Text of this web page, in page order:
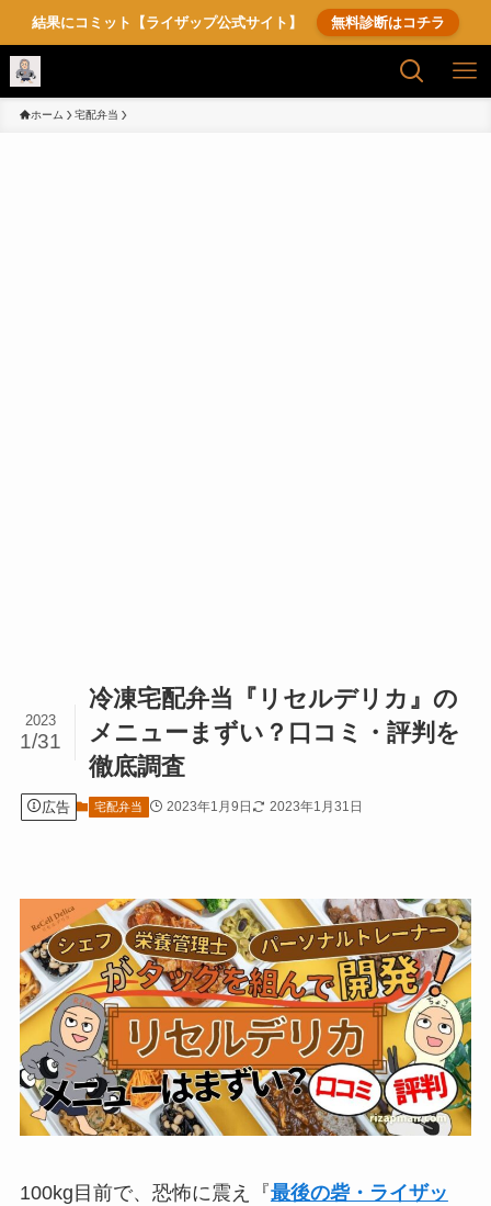
結果にコミット【ライザップ公式サイト】 無料診断はコチラ
ホーム 宅配弁当
冷凍宅配弁当『リセルデリカ』の
メニューまずい？口コミ・評判を
徹底調査
2023
1/31
広告 宅配弁当 2023年1月9日 2023年1月31日
100kg目前で、恐怖に震え『最後の砦・ライザッ